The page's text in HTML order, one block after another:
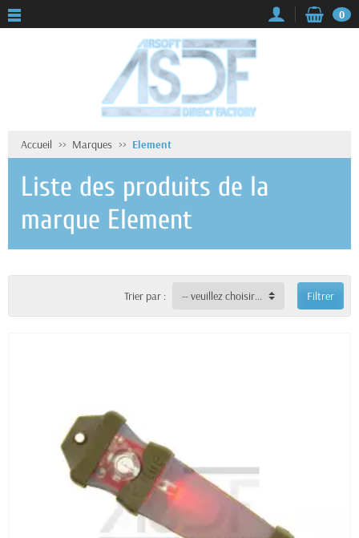
0
Accueil Marques Element
Liste des produits de la
marque Element
Trier par : -- veuillez choisir -- Filtrer